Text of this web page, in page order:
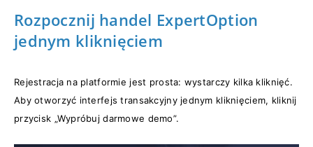
Rozpocznij handel ExpertOption
jednym kliknięciem
Rejestracja na platformie jest prosta: wystarczy kilka kliknięć.
Aby otworzyć interfejs transakcyjny jednym kliknięciem, kliknij
przycisk „Wypróbuj darmowe demo”.